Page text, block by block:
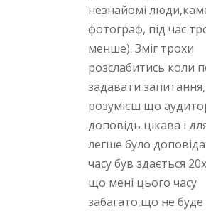
незнайомі
фотограф, під час
менше). Зміг трохи
розслабитись коли
задавати
розумієш що
доповідь цікава і
легше було
часу був здається
що мені цього часу
забагато,що не